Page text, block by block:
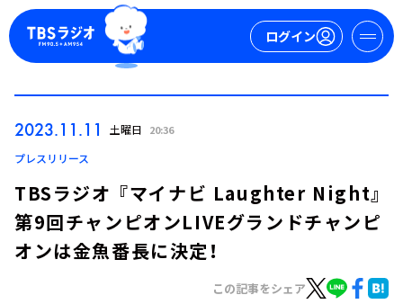
ログイン
2023.11.11 土曜日 20:36
プレスリリース
TBSラジオ 『マイナビ Laughter Night』
第9回チャンピオンLIVEグランドチャンピ
オンは金魚番長に決定！
この記事をシェア